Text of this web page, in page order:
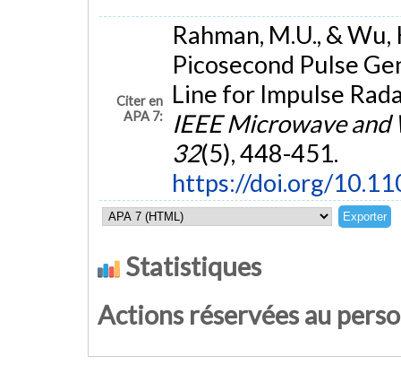
Citer en
APA 7:
Rahman, M.U., &
Picosecond Pulse
Line for Impulse
IEEE Microwave
32(5), 448-451.
https://doi.org/
Statistiques
Actions réservées au